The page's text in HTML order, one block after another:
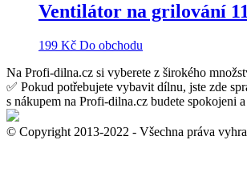
Ventilátor na grilování
199 Kč Do obchodu
Na Profi-dilna.cz si vyberete z širokého
✅ Pokud potřebujete vybavit dílnu, jste zde
s nákupem na Profi-dilna.cz budete spokojeni
© Copyright 2013-2022 - Všechna práva